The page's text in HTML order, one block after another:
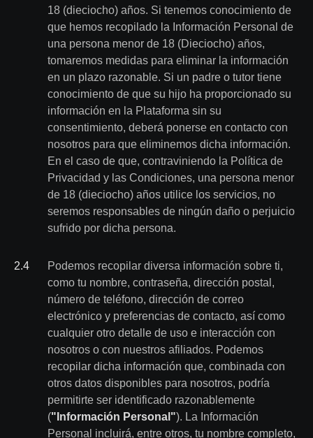
18 (dieciocho) años. Si tenemos conocimiento de
que hemos recopilado la Información Personal de
una persona menor de 18 (Dieciocho) años,
tomaremos medidas para eliminar la información
en un plazo razonable. Si un padre o tutor tiene
conocimiento de que su hijo ha proporcionado su
información en la Plataforma sin su
consentimiento, deberá ponerse en contacto con
nosotros para que eliminemos dicha información.
En el caso de que, contraviniendo la Política de
Privacidad y las Condiciones, una persona menor
de 18 (dieciocho) años utilice los servicios, no
seremos responsables de ningún daño o perjuicio
sufrido por dicha persona.
2.4
Podemos recopilar diversa información sobre ti,
como tu nombre, contraseña, dirección postal,
número de teléfono, dirección de correo
electrónico y preferencias de contacto, así como
cualquier otro detalle de uso e interacción con
nosotros o con nuestros afiliados. Podemos
recopilar dicha información que, combinada con
otros datos disponibles para nosotros, podría
permitirte ser identificado razonablemente
("Información Personal"). La Información
Personal incluirá, entre otros, tu nombre completo,